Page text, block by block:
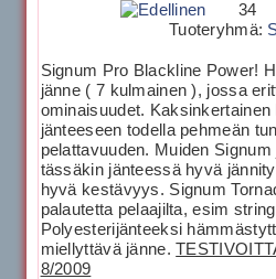
34
Tuoteryhmä:
Signum Pro Blackline Power!
jänne ( 7 kulmainen ), jossa
ominaisuudet.
jänteeseen todella pehmeän
pelattavuuden. Muiden
tässäkin jänteessä hyvä
hyvä kestävyys. Signum
palautetta pelaajilta, esim
Polyesterijänteeksi
miellyttävä jänne.
8/2009